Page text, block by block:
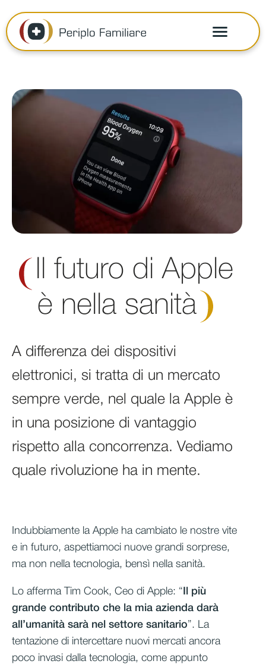
Il futuro di Apple
è nella sanità
A differenza dei dispositivi
elettronici, si tratta di un mercato
sempre verde, nel quale la Apple è
in una posizione di vantaggio
rispetto alla concorrenza. Vediamo
quale rivoluzione ha in mente.
Indubbiamente la Apple ha cambiato le nostre vite
e in futuro, aspettiamoci nuove grandi sorprese,
ma non nella tecnologia, bensì nella sanità.
Lo afferma Tim Cook, Ceo di Apple: “ Il più
grande contributo che la mia azienda darà
all’umanità sarà nel settore sanitario”. La
tentazione di intercettare nuovi mercati ancora
poco invasi dalla tecnologia, come appunto